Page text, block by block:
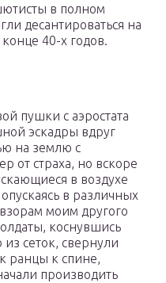
в полном
десантироваться на
40-х годов.
пушки с аэростата
эскадры вдруг
на землю с
от страха, но вскоре
в воздухе
в различных
моим другого
коснувшись
сеток, свернули
ранцы к спине,
производить